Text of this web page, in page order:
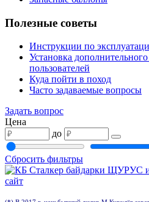
Полезные советы
Инструкции по
Установка
пользователей
Куда пойти в поход
Часто задаваемые вопросы
Задать вопрос
Цена
до
Сбросить фильтры